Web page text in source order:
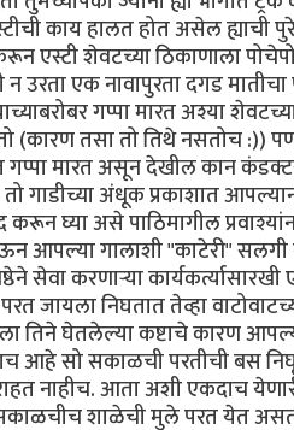
काय हालत होत असेल ह्याची
शेवटच्या ठिकाणाला
उरता एक नावापुरता दगड
गप्पा मारत अश्या
(कारण तसा तो तिथे नसतोच :))
गप्पा मारत असून देखील कान
गाडीच्या अंधूक प्रकाशात
घ्या असे पाठिमागील
आपल्या गालाशी "काटेरी"
करणार्‍या कार्यकर्त्यासारखी
जायला निघतात तेव्हा
तिने घेतलेल्या कष्टाचे कारण
आहे सो सकाळची परतीची बस
नाहीच. आता अशी एकदाच
शाळेची मुले परत येत